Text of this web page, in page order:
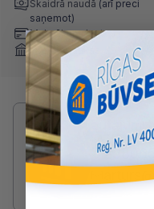
Skaidrā naudā (arī preci
saņemot)
Maksājumu kartes
Internetbankas
Radušies jautājumi
SAZINIES